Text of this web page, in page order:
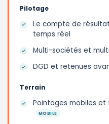
Pilotage
Le compte de
temps réel
Multi-sociétés et
DGD et retenues
Terrain
Pointages mobiles et
MOBILE